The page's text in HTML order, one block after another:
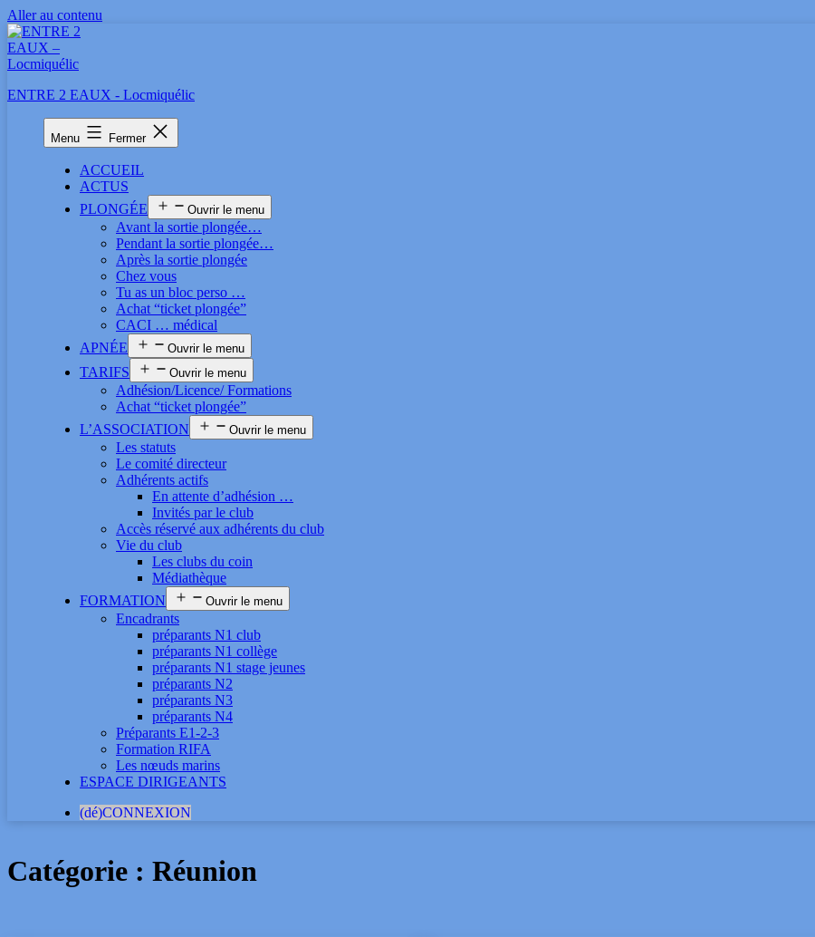
Aller au contenu
ENTRE 2 EAUX - Locmiquélic
Menu Fermer
ACCUEIL
ACTUS
PLONGÉE
Ouvrir le menu
Avant la sortie plongée…
Pendant la sortie plongée…
Après la sortie plongée
Chez vous
Tu as un bloc perso …
Achat “ticket plongée”
CACI … médical
APNÉE
Ouvrir le menu
TARIFS Ouvrir le menu
Adhésion/Licence/ Formations
Achat “ticket plongée”
L’ASSOCIATION
Ouvrir le menu
Les statuts
Le comité directeur
Adhérents actifs
En attente d’adhésion …
Invités par le club
Accès réservé aux adhérents du club
Vie du club
Les clubs du coin
Médiathèque
FORMATION
Ouvrir le menu
Encadrants
préparants N1 club
préparants N1 collège
préparants N1 stage jeunes
préparants N2
préparants N3
préparants N4
Préparants E1-2-3
Formation RIFA
Les nœuds marins
ESPACE DIRIGEANTS
(dé)CONNEXION
Catégorie : Réunion